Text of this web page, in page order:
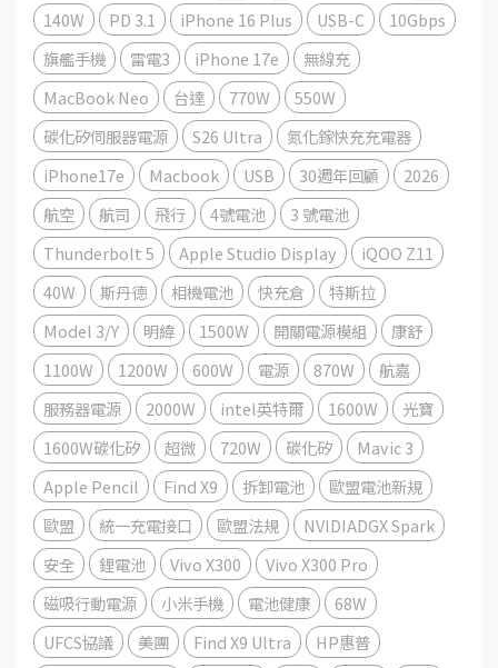
140W
PD 3.1 iPhone 16 Plus USB-C
10Gbps
旗艦手機
雷電3 iPhone 17e
無線充
MacBook Neo
台達 770W
550W
碳化矽伺服器電源
S26 Ultra
氮化鎵快充充電器
iPhone17e
Macbook USB 30週年回顧
2026
航空
航司 飛行 4號電池
3 號電池
Thunderbolt 5
Apple Studio Display
iQOO Z11
40W
斯丹德 相機電池 快充倉
特斯拉
Model 3/Y
明緯 1500W 開關電源模組
康舒
1100W
1200W 600W 電源 870W
航嘉
服務器電源
2000W intel英特爾 1600W
光寶
1600W碳化矽
超微 720W 碳化矽
Mavic 3
Apple Pencil
Find X9 拆卸電池
歐盟電池新規
歐盟
統一充電接口 歐盟法規
NVIDIADGX Spark
安全
鋰電池 Vivo X300
Vivo X300 Pro
磁吸行動電源
小米手機 電池健康
68W
UFCS協議
美團 Find X9 Ultra
HP惠普